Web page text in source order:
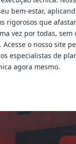
bem-estar,
rigorosos que
vez por todas,
Acesse o nosso site
especialistas de
agora mesmo.